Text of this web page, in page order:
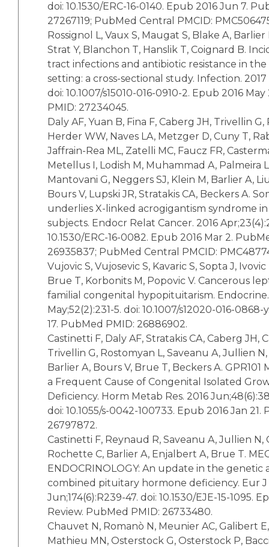
doi: 10.1530/ERC-16-0140. Epub 2016 Jun 7.
27267119; PubMed Central PMCID:
Rossignol L, Vaux S, Maugat S, Blake A, Barlier
Strat Y, Blanchon T, Hanslik T, Coignard B.
tract infections and antibiotic resistance in
setting: a cross-sectional study. Infection. 2017
doi: 10.1007/s15010-016-0910-2. Epub 2016
PMID: 27234045.
Daly AF, Yuan B, Fina F, Caberg JH, Trivellin
Herder WW, Naves LA, Metzger D, Cuny T,
Jaffrain-Rea ML, Zatelli MC, Faucz FR,
Metellus I, Lodish M, Muhammad A, Palmeira
Mantovani G, Neggers SJ, Klein M, Barlier A,
Bours V, Lupski JR, Stratakis CA, Beckers A.
underlies X-linked acrogigantism syndrome
subjects. Endocr Relat Cancer. 2016
10.1530/ERC-16-0082. Epub 2016 Mar 2.
26935837; PubMed Central PMCID:
Vujovic S, Vujosevic S, Kavaric S, Sopta J,
Brue T, Korbonits M, Popovic V. Cancerous
familial congenital hypopituitarism. Endocrine.
May;52(2):231-5. doi: 10.1007/s12020-016-
17. PubMed PMID: 26886902.
Castinetti F, Daly AF, Stratakis CA, Caberg JH,
Trivellin G, Rostomyan L, Saveanu A, Jullien
Barlier A, Bours V, Brue T, Beckers A.
a Frequent Cause of Congenital Isolated
Deficiency. Horm Metab Res. 2016
doi: 10.1055/s-0042-100733. Epub 2016 Jan
26797872.
Castinetti F, Reynaud R, Saveanu A, Jullien
Rochette C, Barlier A, Enjalbert A, Brue T.
ENDOCRINOLOGY: An update in the genetic
combined pituitary hormone deficiency. Eur J
Jun;174(6):R239-47. doi: 10.1530/EJE-15-1095.
Review. PubMed PMID: 26733480.
Chauvet N, Romanò N, Meunier AC, Galibert
Mathieu MN, Osterstock G, Osterstock P,